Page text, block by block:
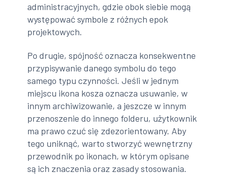
administracyjnych, gdzie obok siebie mogą
występować symbole z różnych epok
projektowych.
Po drugie, spójność oznacza konsekwentne
przypisywanie danego symbolu do tego
samego typu czynności. Jeśli w jednym
miejscu ikona kosza oznacza usuwanie, w
innym archiwizowanie, a jeszcze w innym
przenoszenie do innego folderu, użytkownik
ma prawo czuć się zdezorientowany. Aby
tego uniknąć, warto stworzyć wewnętrzny
przewodnik po ikonach, w którym opisane
są ich znaczenia oraz zasady stosowania.